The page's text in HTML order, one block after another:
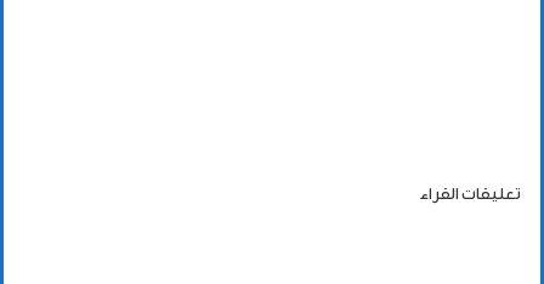
تعليقات القراء